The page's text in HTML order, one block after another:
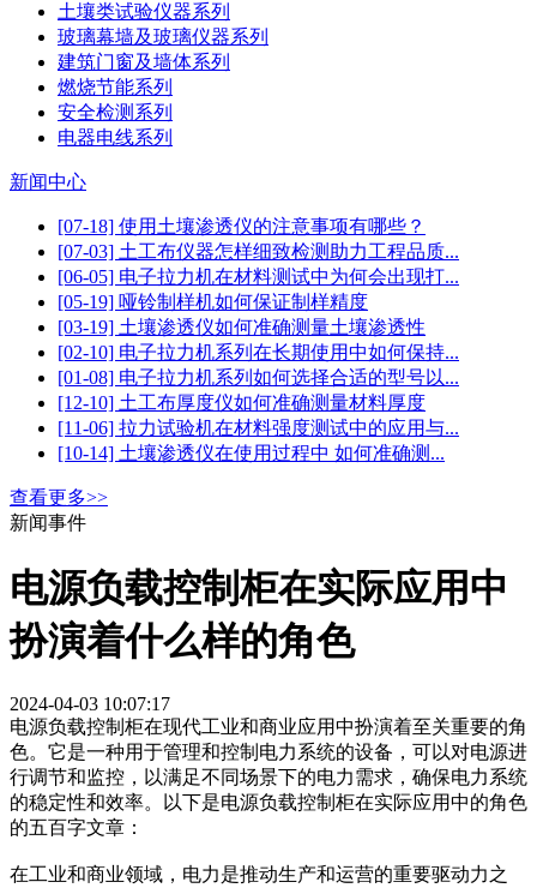
土壤类试验仪器系列
玻璃幕墙及玻璃仪器系列
建筑门窗及墙体系列
燃烧节能系列
安全检测系列
电器电线系列
新闻中心
[07-18] 使用土壤渗透仪的注意事项有哪些？
[07-03] 土工布仪器怎样细致检测助力工程品质...
[06-05] 电子拉力机在材料测试中为何会出现打...
[05-19] 哑铃制样机如何保证制样精度
[03-19] 土壤渗透仪如何准确测量土壤渗透性
[02-10] 电子拉力机系列在长期使用中如何保持...
[01-08] 电子拉力机系列如何选择合适的型号以...
[12-10] 土工布厚度仪如何准确测量材料厚度
[11-06] 拉力试验机在材料强度测试中的应用与...
[10-14] 土壤渗透仪在使用过程中 如何准确测...
查看更多>>
新闻事件
电源负载控制柜在实际应用中
扮演着什么样的角色
2024-04-03 10:07:17
电源负载控制柜在现代工业和商业应用中扮演着至关重要的角
色。它是一种用于管理和控制电力系统的设备，可以对电源进
行调节和监控，以满足不同场景下的电力需求，确保电力系统
的稳定性和效率。以下是电源负载控制柜在实际应用中的角色
的五百字文章：
在工业和商业领域，电力是推动生产和运营的重要驱动力之